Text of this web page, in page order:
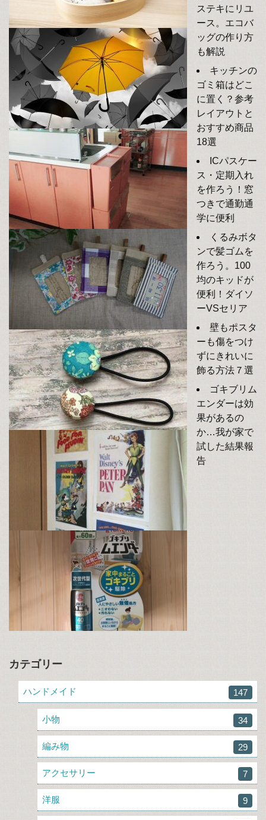
ステキにリユ
ース。エコバ
ッグの作り方
も解説
キッチンの
ゴミ箱はどこ
に置く？参考
レイアウトと
おすすめ商品
18選
ICパスケー
ス・定期入れ
を作ろう！窓
つきで通勤通
学に便利
くるみボタ
ンで髪ゴムを
作ろう。100
均のキッドが
便利！ダイソ
ーVSセリア
壁もポスタ
ーも傷をつけ
ずにきれいに
飾る方法７選
ゴキブリム
エンダーは効
果があるの
か…我が家で
試した結果報
告
カテゴリー
ハンドメイド 147
小物 34
編み物 29
アクセサリー 7
洋服 9